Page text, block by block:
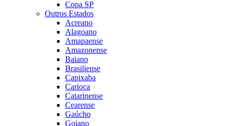
Copa SP
Outros Estados
Acreano
Alagoano
Amapaense
Amazonense
Baiano
Brasiliense
Capixaba
Carioca
Catarinense
Cearense
Gaúcho
Goiano